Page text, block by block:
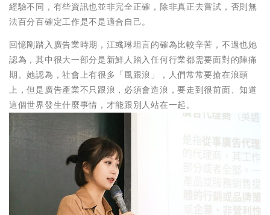
經驗不同，有些資訊也並非完全正確，除非真正去嘗試，否則無
法百分百確定工作是不是適合自己。
回憶剛踏入廣告業時期，江彧琳坦言的確為比較辛苦，不過也她
認為，其中很大一部分是新鮮人踏入任何行業都需要面對的陣痛
期。她認為，社會上有很多「風跟浪」，人們常常要搶在浪頭
上，但是廣告產業不只跟浪，必須會造浪，要走到很前面、知道
這個世界發生什麼事情，才能跟別人站在一起。